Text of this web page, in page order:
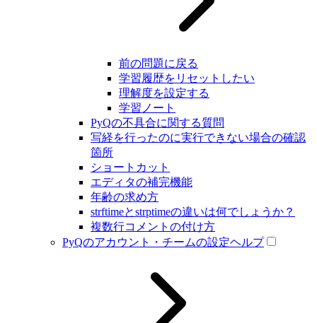
前の問題に戻る
学習履歴をリセットしたい
理解度を設定する
学習ノート
PyQの不具合に関する質問
写経を行ったのに実行できない場合の確認
箇所
ショートカット
エディタの補完機能
年齢の求め方
strftimeとstrptimeの違いは何でしょうか？
複数行コメントの付け方
PyQのアカウント・チームの設定ヘルプ